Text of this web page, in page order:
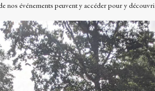
nos événements peuvent y accéder pour y